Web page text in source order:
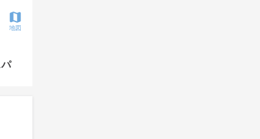
地図